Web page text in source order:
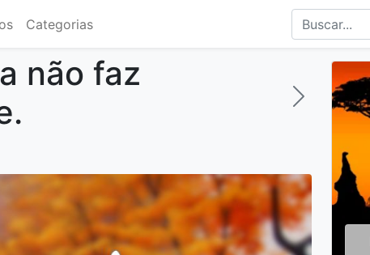
Categorias
não faz